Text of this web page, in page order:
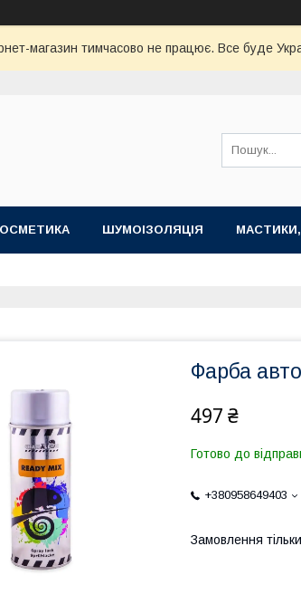
магазин тимчасово не працює. Все буде
ШУМОІЗОЛЯЦІЯ МАСТИКИ,
Фарба
497 ₴
Готово до
+380958649403
Замовлення